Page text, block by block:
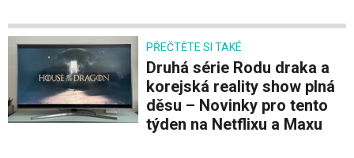
PŘEČTĚTE SI TAKÉ
Druhá série Rodu draka a
korejská reality show plná
děsu – Novinky pro tento
týden na Netflixu a Maxu